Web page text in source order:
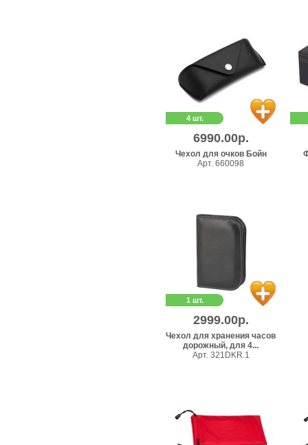
4 шт.
6990.00р.
Чехол для очков Бойн
Арт. 660098
1 шт.
2999.00р.
Чехол для хранения часов
дорожный, для 4...
Арт. 321DKR.1